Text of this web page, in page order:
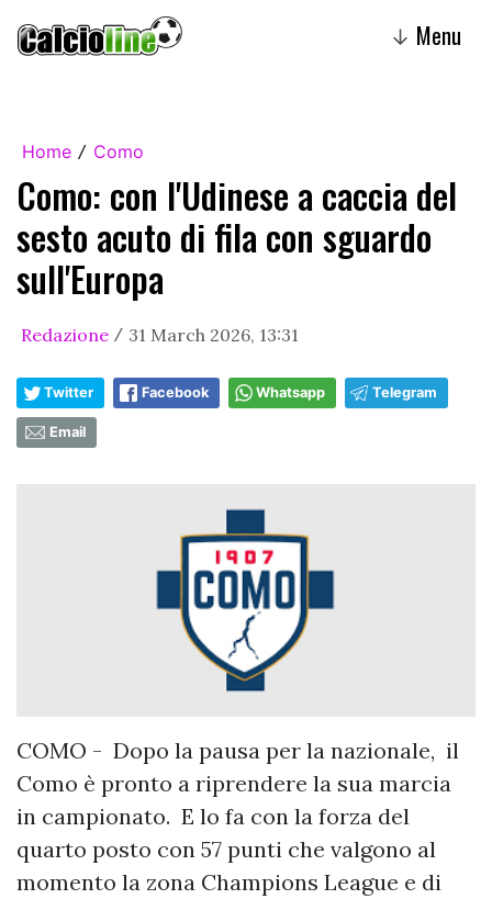
↓ Menu
Home / Como
Como: con l'Udinese a caccia del
sesto acuto di fila con sguardo
sull'Europa
Redazione / 31 March 2026, 13:31
Twitter Facebook Whatsapp Telegram
Email
COMO - Dopo la pausa per la nazionale, il
Como è pronto a riprendere la sua marcia
in campionato. E lo fa con la forza del
quarto posto con 57 punti che valgono al
momento la zona Champions League e di